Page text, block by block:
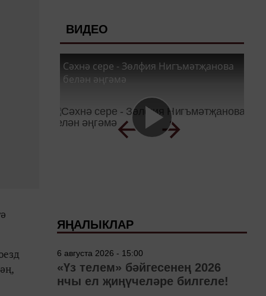
ВИДЕО
Сәхнә сере - Зөлфия Нигъмәтҗанова
белән әңгәмә
ЯҢАЛЫКЛАР
6 августа 2026 - 15:00
«Үз телем» бәйгесенең 2026
нчы ел җиңүчеләре билгеле!